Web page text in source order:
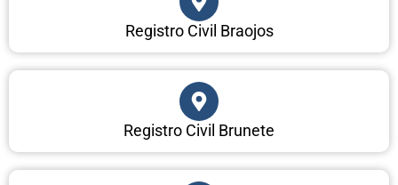
Registro Civil Braojos
Registro Civil Brunete